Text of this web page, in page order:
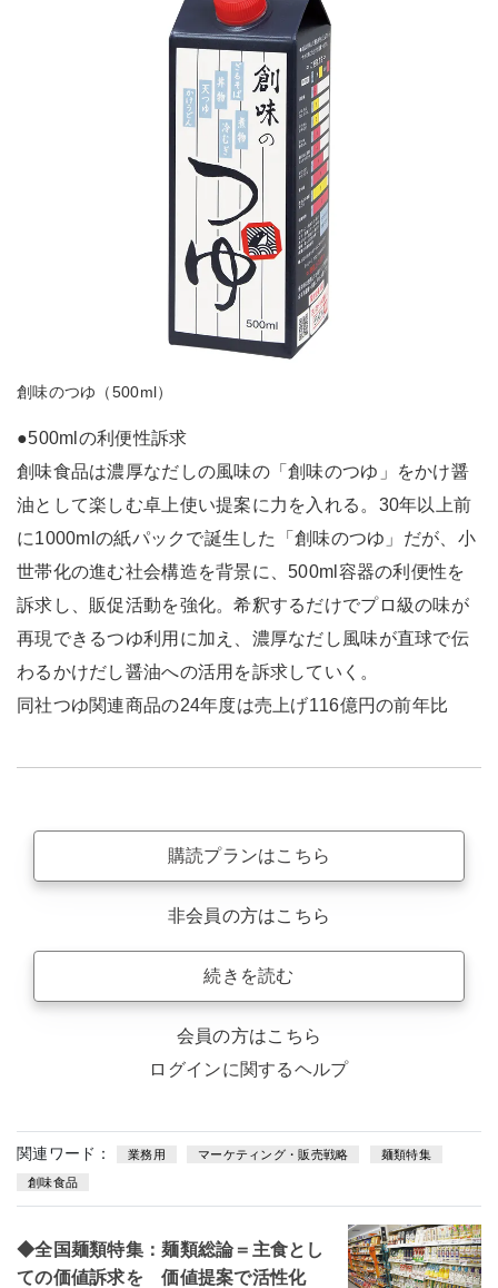
創味のつゆ（500ml）
●500mlの利便性訴求
創味食品は濃厚なだしの風味の「創味のつゆ」をかけ醤
油として楽しむ卓上使い提案に力を入れる。30年以上前
に1000mlの紙パックで誕生した「創味のつゆ」だが、小
世帯化の進む社会構造を背景に、500ml容器の利便性を
訴求し、販促活動を強化。希釈するだけでプロ級の味が
再現できるつゆ利用に加え、濃厚なだし風味が直球で伝
わるかけだし醤油への活用を訴求していく。
同社つゆ関連商品の24年度は売上げ116億円の前年比
購読プランはこちら
非会員の方はこちら
続きを読む
会員の方はこちら
ログインに関するヘルプ
関連ワード： 業務用 マーケティング・販売戦略 麺類特集
創味食品
◆全国麺類特集：麺類総論＝主食とし
ての価値訴求を 価値提案で活性化